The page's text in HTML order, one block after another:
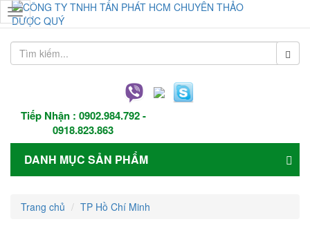
Tiếp Nhận : 0902.984.792-
0918.823.863
Toggle
navigation
DANH MỤC SẢN PHẨM
Trang chủ TP Hồ Chí Minh